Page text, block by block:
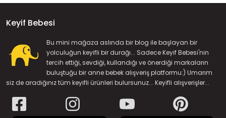
Keyif Bebesi
Bu mini mağaza aslında bir blog ile başlayan bir
yolculuğun keyifli bir durağı... Sadece Keyif Bebesi'nin
tercih ettiği, sevdiği, kullandığı ve önerdiği markaların
buluştuğu bir anne bebek alışveriş platformu:) Umarım
siz de aradığınız tüm keyifli ürünleri bulursunuz... Keyifli alışverişler...